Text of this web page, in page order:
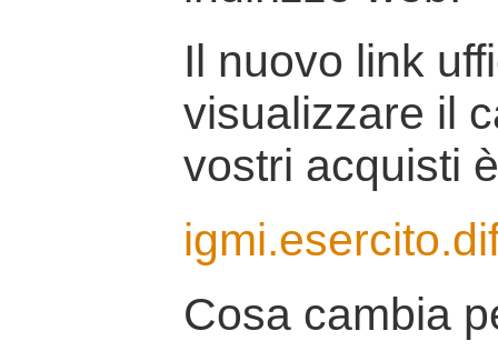
Il nuovo link
visualizzare il
vostri acquisti
Cosa cambia